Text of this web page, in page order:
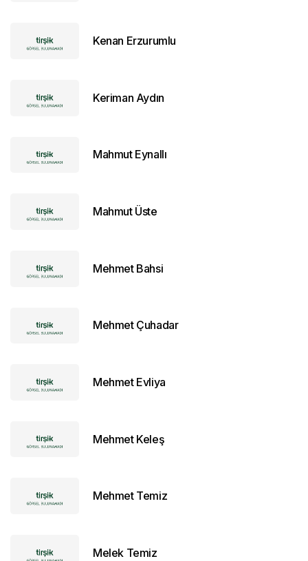
Kenan Erzurumlu
Keriman Aydın
Mahmut Eynallı
Mahmut Üste
Mehmet Bahsi
Mehmet Çuhadar
Mehmet Evliya
Mehmet Keleş
Mehmet Temiz
Melek Temiz